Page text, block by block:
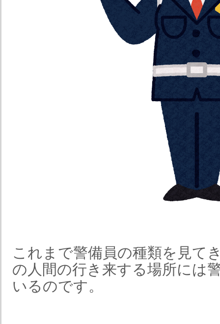
これまで警備員の種類を見て
の人間の行き来する場所には
いるのです。